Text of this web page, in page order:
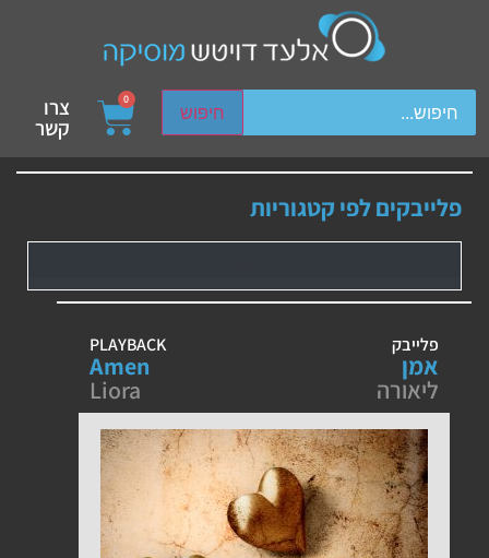
חיפוש
device users, explore by touch or with swipe gestures.
0 צרו
קשר
פלייבקים לפי קטגוריות
פלייבק
אמן
ליאורה
PLAYBACK
Amen
Liora